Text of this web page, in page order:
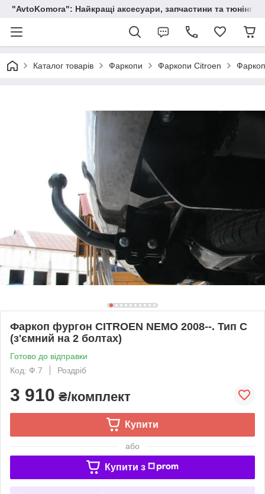
"AvtoKomora": Найкращі аксесуари, запчастини та тюнінг
Каталог товарів Фаркопи Фаркопи Citroen
Фаркоп фургон CITROEN NEMO 2008--. Тип С
(з'ємний на 2 болтах)
Готово до відправки
Код: Ф.7
Роздріб
3 910 ₴/комплект
Купити
або
Купити з